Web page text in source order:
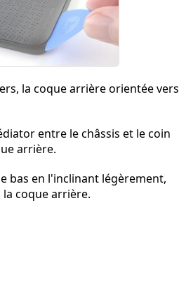
Annuler
la coque arrière orientée vers
entre le châssis et le coin
arrière.
bas en l'inclinant légèrement,
coque arrière.